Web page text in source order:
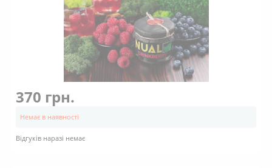
370 грн.
Немає в наявності
Відгуків наразі немає